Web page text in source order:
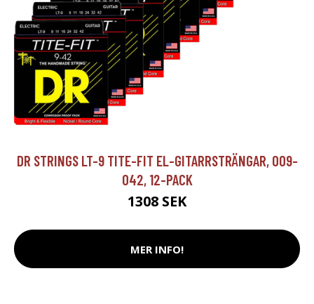
DR STRINGS LT-9 TITE-FIT EL-GITARRSTRÄNGAR, 009-
042, 12-PACK
1308 SEK
MER INFO!